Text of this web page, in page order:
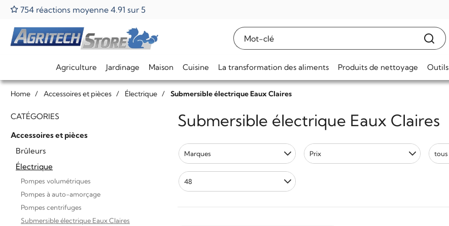
754 réactions moyenne 4.91 sur 5
Agriculture Jardinage Maison Cuisine La transformation des aliments Produits de nettoyage Outils
Home Accessoires et pièces Électrique Submersible électrique Eaux Claires
CATÉGORIES
Accessoires et pièces
Brûleurs
Électrique
Pompes volumétriques
Pompes à auto-amorçage
Pompes centrifuges
Submersible électrique Eaux Claires
Submersible électrique Eaux Claires
Marques Prix tous
48